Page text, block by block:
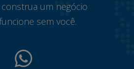
um negócio
sem você.